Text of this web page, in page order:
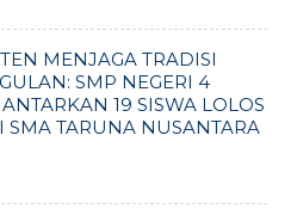
MENJAGA TRADISI
SMP NEGERI 4
19 SISWA LOLOS
SMA TARUNA NUSANTARA